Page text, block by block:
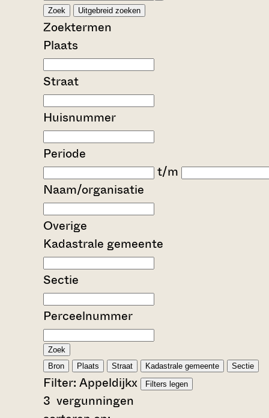
Zoek Uitgebreid zoeken
Zoektermen
Plaats
Straat
Huisnummer
Periode
t/m
Naam/organisatie
Overige
Kadastrale gemeente
Sectie
Perceelnummer
Zoek
Bron
Plaats Straat Kadastrale gemeente Sectie
Filter: Appeldijkx Filters legen
3 vergunningen